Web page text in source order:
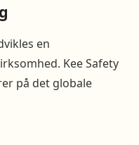
en
Kee Safety
på det globale